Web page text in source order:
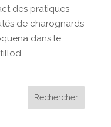
des pratiques
de charognards
dans le